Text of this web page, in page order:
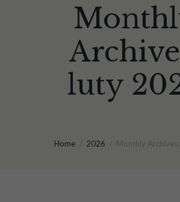
luty
Home 2026 Monthly